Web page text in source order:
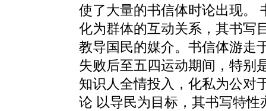
使了大量的书信体时论出现。
化为群体的互动关系，其书写
教导国民的媒介。书信体游走
失败后至五四运动期间，特别
知识人全情投入，化私为公对
论 以导民为目标，其书写特